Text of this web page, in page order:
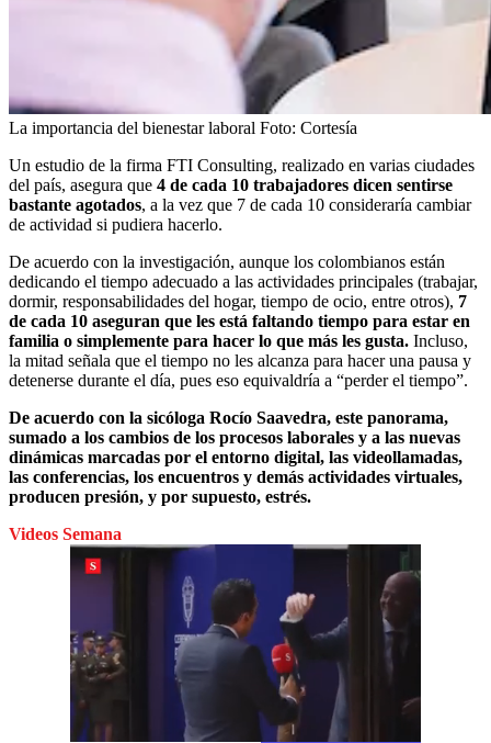
La importancia del bienestar laboral Foto: Cortesía
Un estudio de la firma FTI Consulting, realizado en varias ciudades
del país, asegura que 4 de cada 10 trabajadores dicen sentirse
bastante agotados, a la vez que 7 de cada 10 consideraría cambiar
de actividad si pudiera hacerlo.
De acuerdo con la investigación, aunque los colombianos están
dedicando el tiempo adecuado a las actividades principales (trabajar,
dormir, responsabilidades del hogar, tiempo de ocio, entre otros), 7
de cada 10 aseguran que les está faltando tiempo para estar en
familia o simplemente para hacer lo que más les gusta. Incluso,
la mitad señala que el tiempo no les alcanza para hacer una pausa y
detenerse durante el día, pues eso equivaldría a “perder el tiempo”.
De acuerdo con la sicóloga Rocío Saavedra, este panorama,
sumado a los cambios de los procesos laborales y a las nuevas
dinámicas marcadas por el entorno digital, las videollamadas,
las conferencias, los encuentros y demás actividades virtuales,
producen presión, y por supuesto, estrés.
Videos Semana